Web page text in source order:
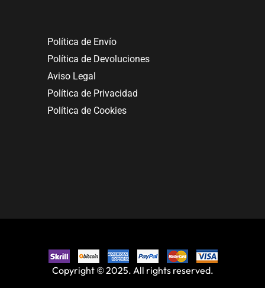
Política de Envío
Política de Devoluciones
Aviso Legal
Política de Privacidad
Política de Cookies
Copyright © 2025. All rights reserved.